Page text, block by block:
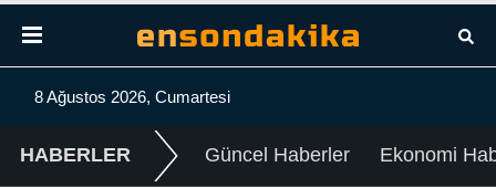
8 Ağustos 2026, Cumartesi
HABERLER Güncel Haberler Ekonomi